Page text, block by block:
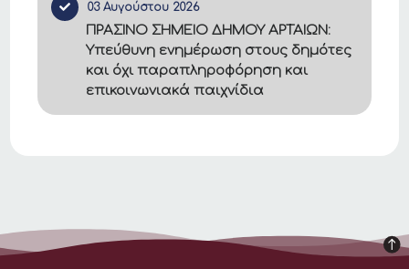
03 Αυγούστου 2026
ΠΡΑΣΙΝΟ ΣΗΜΕΙΟ ΔΗΜΟΥ ΑΡΤΑΙΩΝ:
Υπεύθυνη ενημέρωση στους δημότες
και όχι παραπληροφόρηση και
επικοινωνιακά παιχνίδια